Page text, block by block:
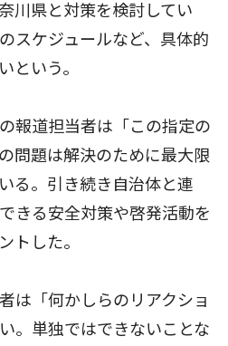
川県と対策を検討してい
スケジュールなど、具体的
という。
報道担当者は「この指定の
問題は解決のために最大限
る。引き続き自治体と連
きる安全対策や啓発活動を
トした。
は「何かしらのリアクショ
。単独ではできないことな